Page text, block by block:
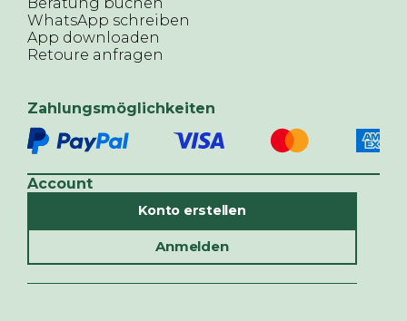
WhatsApp schreiben
App downloaden
Retoure anfragen
Zahlungsmöglichkeiten
Account
Konto erstellen
Anmelden